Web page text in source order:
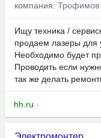
компания: Трофимов
Ищу техника /
продаем лазеры для
Необходимо будет
Проводить если
так же делать
hh.ru -